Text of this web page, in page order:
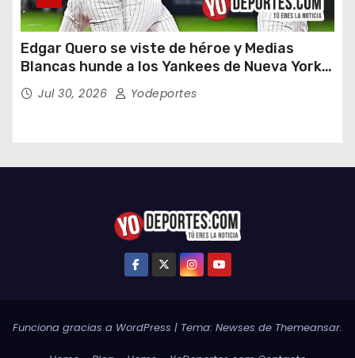
Edgar Quero se viste de héroe y Medias
Blancas hunde a los Yankees de Nueva York
en doce entradas
Jul 30, 2026 Yodeportes
Funciona gracias a WordPress | Tema: Newses de Themeansar.